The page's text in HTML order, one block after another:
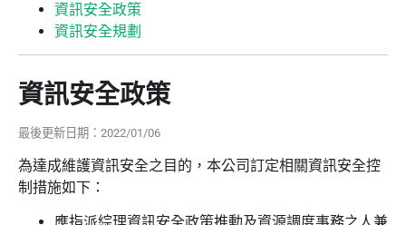
資訊安全政策
資訊安全規劃
資訊安全政策
最後更新日期：2022/01/06
為達成維護資訊安全之目的，本公司訂定相關資訊安全控
制措施如下：